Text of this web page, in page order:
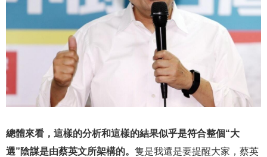
總體來看，這樣的分析和這樣的結果似乎是符合整個“大
選”陰謀是由蔡英文所架構的。 隻是我還是要提醒大家，蔡英